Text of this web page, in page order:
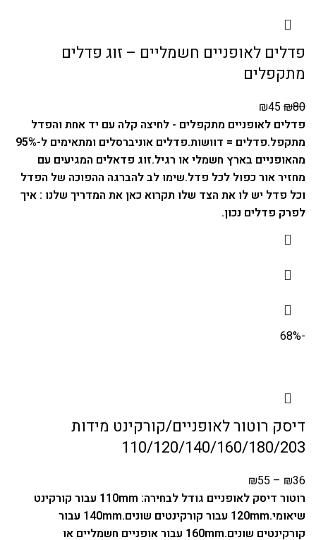
פדלים לאופניים חשמליים – זוג פדלים
מתקפלים
₪80
₪45
פדלים לאופניים מתקפלים - לחיצה קלה עם יד אחת והפדל
מתקפל.פדלים = דוושות.
פדלים אוניברסלים ומתאימים ל-95%
מהאופניים בארץ חשמלי או רגיל.זוג פדאלים המגיעים עם
מחזיר אור כפול לכל פדל.שימו לב להברגה ההפוכה של הפדל
וכל פדל יש לו את הצד שלו תקרוא כאן את המדריך שלנו : איך
לפרק פדלים נכון.
-68%
דיסק רוטור לאופניים/קורקינט מידות
110/120/140/160/180/203
₪36
–
₪55
רוטור דיסק לאופניים גודל לבחירה:
110mm עבור קורקינט
שיאומי.120mm עבור קורקינטים שונים.
140mm עבור
קורקינטים שונים.
160mm עבור אופניים חשמליים או